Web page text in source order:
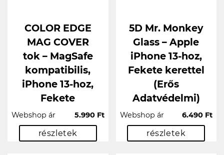
COLOR EDGE
MAG COVER
tok – MagSafe
kompatibilis,
iPhone 13-hoz,
Fekete
Webshop ár 5.990 Ft
részletek
5D Mr. Monkey
Glass – Apple
iPhone 13-hoz,
Fekete kerettel
(Erős
Adatvédelmi)
Webshop ár 6.490 Ft
részletek